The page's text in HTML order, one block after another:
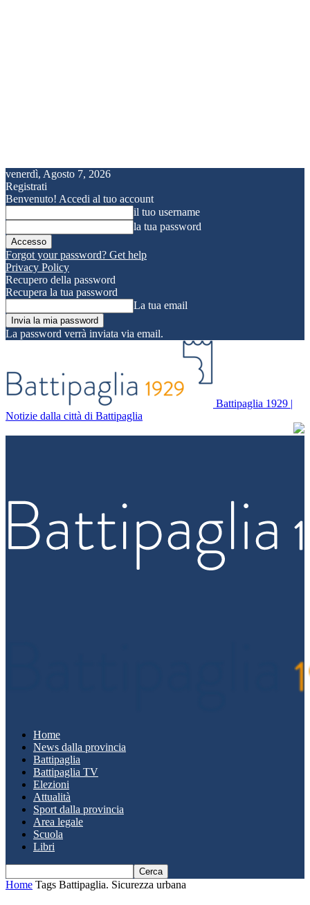
venerdì, Agosto 7, 2026
Registrati
Benvenuto! Accedi al tuo account
il tuo username
la tua password
Forgot your password? Get help
Privacy Policy
Recupero della password
Recupera la tua password
La tua email
La password verrà inviata via email.
Battipaglia 1929 |
Notizie dalla città di Battipaglia
Home
News dalla provincia
Battipaglia
Battipaglia TV
Elezioni
Attualità
Sport dalla provincia
Area legale
Scuola
Libri
Home Tags Battipaglia. Sicurezza urbana